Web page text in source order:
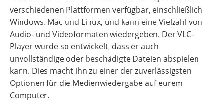
verschiedenen Plattformen verfügbar, einschließlich
Windows, Mac und Linux, und kann eine Vielzahl von
Audio- und Videoformaten wiedergeben. Der VLC-
Player wurde so entwickelt, dass er auch
unvollständige oder beschädigte Dateien abspielen
kann. Dies macht ihn zu einer der zuverlässigsten
Optionen für die Medienwiedergabe auf eurem
Computer.